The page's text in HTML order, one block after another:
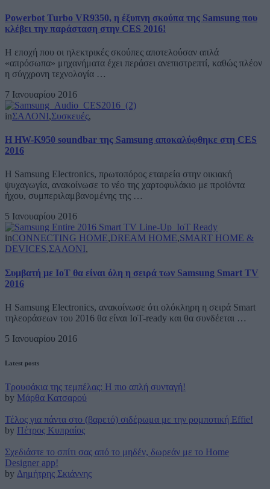
Powerbot Turbo VR9350, η έξυπνη σκούπα της Samsung που
κλέβει την παράσταση στην CES 2016!
Η εποχή που οι ηλεκτρικές σκούπες αποτελούσαν απλά
«απρόσωπα» μηχανήματα έχει περάσει ανεπιστρεπτί, καθώς πλέον
η σύγχρονη τεχνολογία …
7 Ιανουαρίου 2016
inΣΑΛΟΝΙ,Συσκευές,
Η HW-K950 soundbar της Samsung αποκαλύφθηκε στη CES
2016
Η Samsung Electronics, πρωτοπόρος εταιρεία στην οικιακή
ψυχαγωγία, ανακοίνωσε το νέο της χαρτοφυλάκιο με προϊόντα
ήχου, συμπεριλαμβανομένης της …
5 Ιανουαρίου 2016
inCONNECTING HOME,DREAM HOME,SMART HOME &
DEVICES,ΣΑΛΟΝΙ,
Συμβατή με ΙοΤ θα είναι όλη η σειρά των Samsung Smart TV
2016
Η Samsung Electronics, ανακοίνωσε ότι ολόκληρη η σειρά Smart
τηλεοράσεων του 2016 θα είναι IoT-ready και θα συνδέεται …
5 Ιανουαρίου 2016
Latest posts
Τρουφάκια της τεμπέλας: Η πιο απλή συνταγή!
by Μάρθα Κατσαρού
Τέλος για πάντα στο (βαρετό) σιδέρωμα με την ρομποτική Effie!
by Πέτρος Κυπραίος
Σχεδιάστε το σπίτι σας από το μηδέν, δωρεάν με το Home
Designer app!
by Δημήτρης Σκιάννης